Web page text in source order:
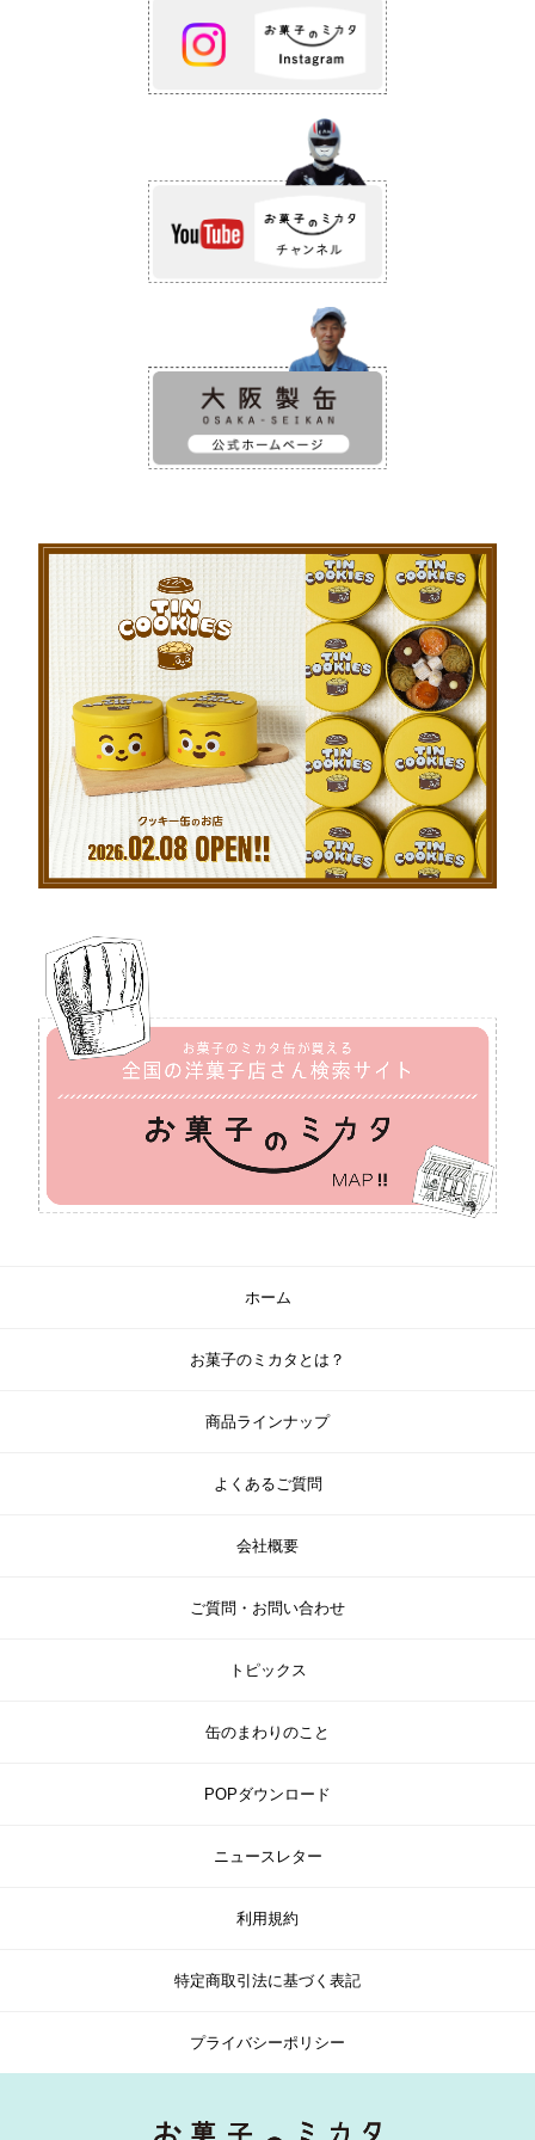
ホーム
お菓子のミカタとは？
商品ラインナップ
よくあるご質問
会社概要
ご質問・お問い合わせ
トピックス
缶のまわりのこと
POPダウンロード
ニュースレター
利用規約
特定商取引法に基づく表記
プライバシーポリシー